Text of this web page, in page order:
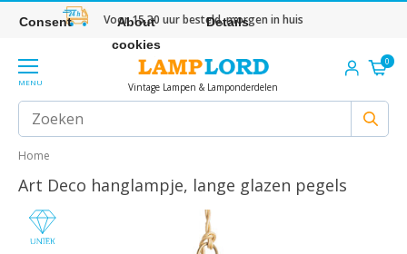
Voor 15.30 uur besteld, morgen in huis
MENU Vintage Lampen & Lamponderdelen
0
Home
Art Deco hanglampje, lange glazen pegels
Consent
About
cookies
Details